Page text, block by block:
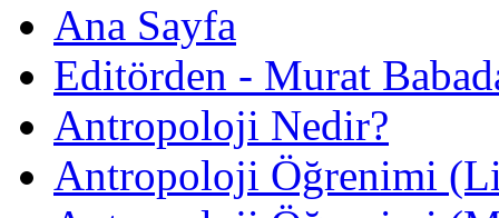
Ana Sayfa
Editörden - Murat
Antropoloji Nedir?
Antropoloji Öğrenimi